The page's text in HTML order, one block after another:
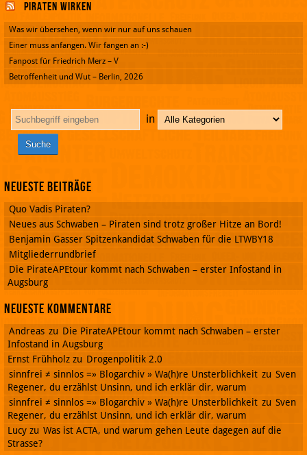
Piraten wirken
Was wir übersehen, wenn wir nur auf uns schauen
Einer muss anfangen. Wir fangen an :-)
Fanpost für Friedrich Merz – V
Betroffenheit und Wut – Berlin, 2026
in
Neueste Beiträge
Quo Vadis Piraten?
Neues aus Schwaben – Piraten sind trotz großer Hitze an Bord!
Benjamin Gasser Spitzenkandidat Schwaben für die LTWBY18
Mitgliederrundbrief
Die PirateAPEtour kommt nach Schwaben – erster Infostand in
Augsburg
Neueste Kommentare
Andreas zu Die PirateAPEtour kommt nach Schwaben – erster
Infostand in Augsburg
Ernst Frühholz zu Drogenpolitik 2.0
sinnfrei ≠ sinnlos =» Blogarchiv » Wa(h)re Unsterblichkeit zu Sven
Regener, du erzählst Unsinn, und ich erklär dir, warum
sinnfrei ≠ sinnlos =» Blogarchiv » Wa(h)re Unsterblichkeit zu Sven
Regener, du erzählst Unsinn, und ich erklär dir, warum
Lucy zu Was ist ACTA, und warum gehen Leute dagegen auf die
Strasse?